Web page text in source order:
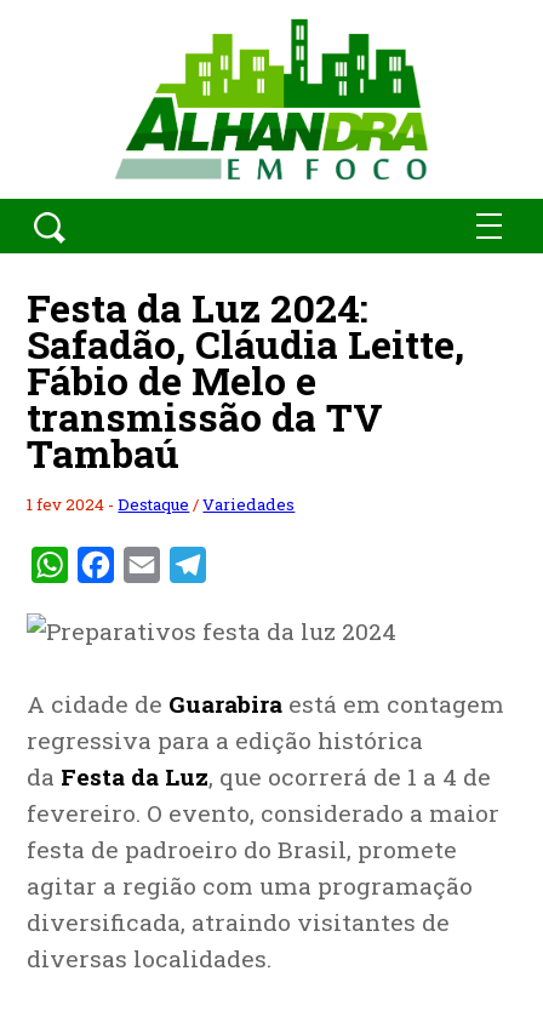
Festa da Luz 2024:
Safadão, Cláudia Leitte,
Fábio de Melo e
transmissão da TV
Tambaú
1 fev 2024 -Destaque /Variedades
WhatsAppFacebook
Email
A cidade de Guarabira está em contagem
regressiva para a edição histórica
da Festa da Luz, que ocorrerá de 1 a 4 de
fevereiro. O evento, considerado a maior
festa de padroeiro do Brasil, promete
agitar a região com uma programação
diversificada, atraindo visitantes de
diversas localidades.